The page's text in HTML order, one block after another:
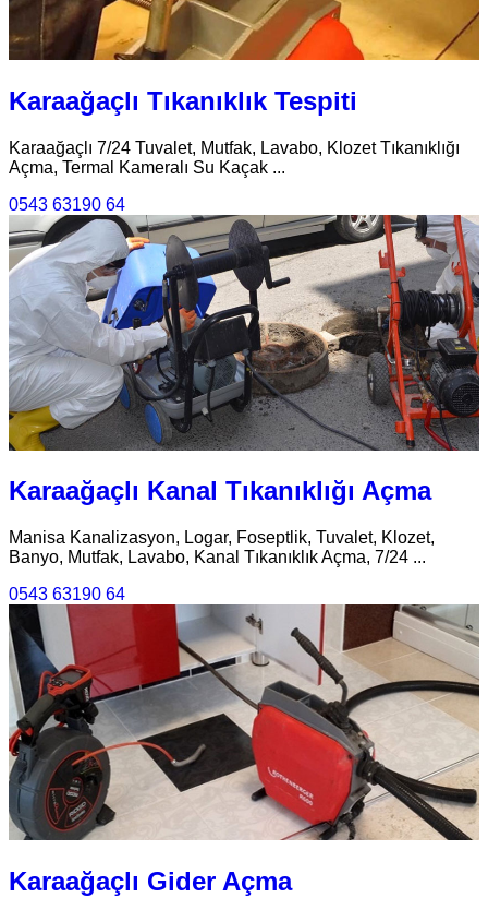
Karaağaçlı Tıkanıklık Tespiti
Karaağaçlı 7/24 Tuvalet, Mutfak, Lavabo, Klozet Tıkanıklığı
Açma, Termal Kameralı Su Kaçak ...
0543 63190 64
Karaağaçlı Kanal Tıkanıklığı Açma
Manisa Kanalizasyon, Logar, Foseptlik, Tuvalet, Klozet,
Banyo, Mutfak, Lavabo, Kanal Tıkanıklık Açma, 7/24 ...
0543 63190 64
Karaağaçlı Gider Açma